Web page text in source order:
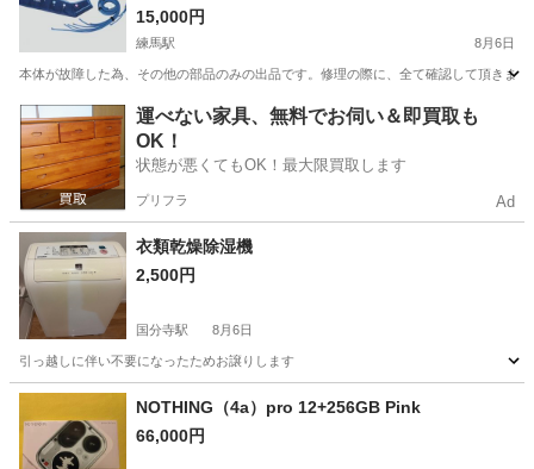
15,000円
練馬駅 8月6日
本体が故障した為、その他の部品のみの出品です。修理の際に、全て確認して頂きま
東京 新宿区 練馬駅 美容家電
運べない家具、無料でお伺い＆即買取も
OK！
状態が悪くてもOK！最大限買取します
プリフラ Ad
衣類乾燥除湿機
2,500円
国分寺駅 8月6日
引っ越しに伴い不要になったためお譲りします
東京 国分寺市 生活家電 NOTHING（4a）pro 12+256GB Pink
66,000円